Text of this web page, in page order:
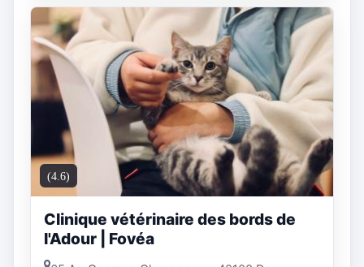
(4.6)
Clinique vétérinaire des bords de
l'Adour | Fovéa